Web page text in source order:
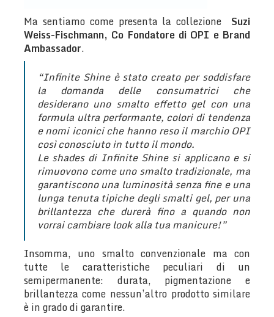
Ma sentiamo come presenta la collezione Suzi
Weiss-Fischmann, Co Fondatore di OPI e Brand
Ambassador.
“Infinite Shine è stato creato per soddisfare
la domanda delle consumatrici che
desiderano uno smalto effetto gel con una
formula ultra performante, colori di tendenza
e nomi iconici che hanno reso il marchio OPI
così conosciuto in tutto il mondo.
Le shades di Infinite Shine si applicano e si
rimuovono come uno smalto tradizionale, ma
garantiscono una luminosità senza fine e una
lunga tenuta tipiche degli smalti gel, per una
brillantezza che durerà fino a quando non
vorrai cambiare look alla tua manicure!”
Insomma, uno smalto convenzionale ma con
tutte le caratteristiche peculiari di un
semipermanente: durata, pigmentazione e
brillantezza come nessun’altro prodotto similare
è in grado di garantire.